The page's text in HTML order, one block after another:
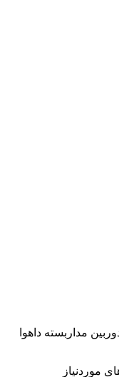
مداربسته داهوا
موردنیاز